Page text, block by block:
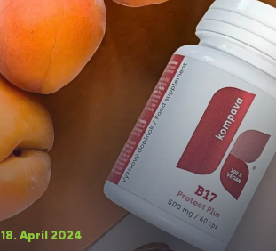
18. April 2024